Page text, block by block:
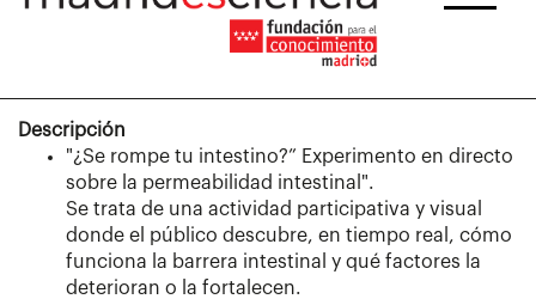
Descripción
"¿Se rompe tu intestino?” Experimento en directo
sobre la permeabilidad intestinal".
Se trata de una actividad participativa y visual
donde el público descubre, en tiempo real, cómo
funciona la barrera intestinal y qué factores la
deterioran o la fortalecen.